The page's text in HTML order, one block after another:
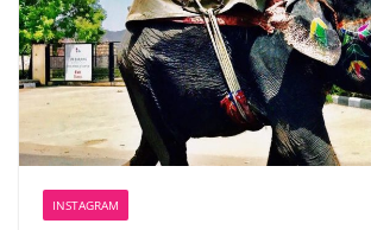
INSTAGRAM